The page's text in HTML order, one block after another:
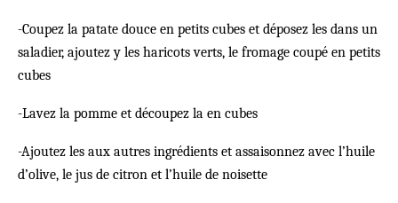
-Coupez la patate douce en petits cubes et déposez les dans un
saladier, ajoutez y les haricots verts, le fromage coupé en petits
cubes
-Lavez la pomme et découpez la en cubes
-Ajoutez les aux autres ingrédients et assaisonnez avec l’huile
d’olive, le jus de citron et l’huile de noisette